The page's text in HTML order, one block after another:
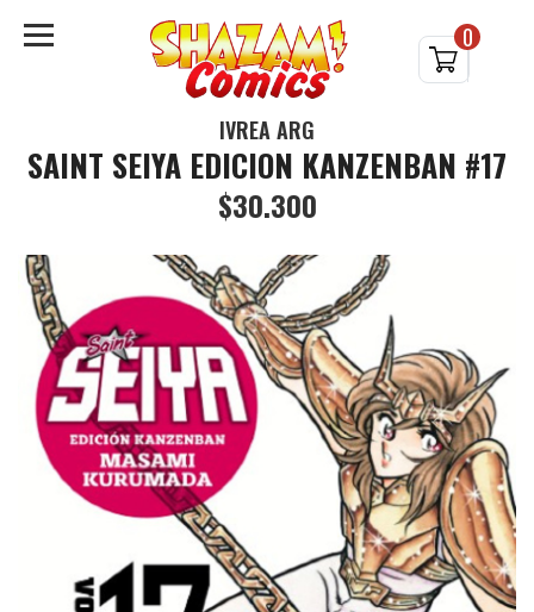
0
IVREA ARG
SAINT SEIYA EDICION KANZENBAN #17
$30.300